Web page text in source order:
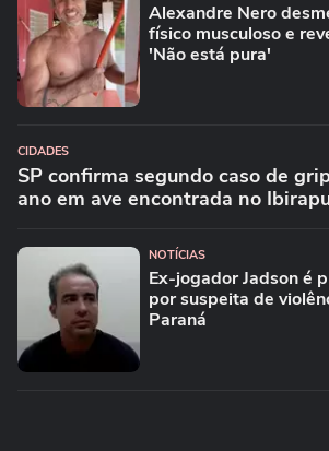
Alexandre Nero
físico musculoso e
'Não está pura'
CIDADES
SP confirma segundo caso de
ano em ave encontrada no
NOTÍCIAS
Ex-jogador Jadson é
por suspeita de
Paraná